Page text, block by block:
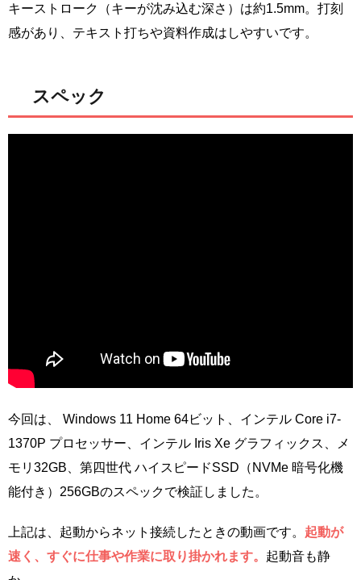
キーストローク（キーが沈み込む深さ）は約1.5mm。打刻
感があり、テキスト打ちや資料作成はしやすいです。
スペック
今回は、 Windows 11 Home 64ビット、インテル Core i7-
1370P プロセッサー、インテル Iris Xe グラフィックス、メ
モリ32GB、第四世代 ハイスピードSSD（NVMe 暗号化機
能付き）256GBのスペックで検証しました。
上記は、起動からネット接続したときの動画です。 起動が
速く、すぐに仕事や作業に取り掛かれます。 起動音も静